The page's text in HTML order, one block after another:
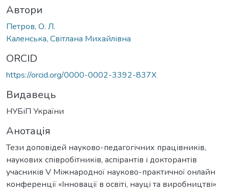
Автори
Петров, О. Л.
Каленська, Світлана Михайлівна
ORCID
https://orcid.org/0000-0002-3392-837X
Видавець
НУБіП України
Анотація
Тези доповідей науково-педагогічних працівників,
наукових співробітників, аспірантів і докторантів
учасників V Міжнародної науково-практичної онлайн
конференції «Інновації в освіті, науці та виробництві»